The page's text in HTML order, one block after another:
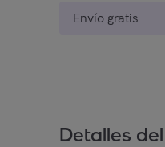
Envío gratis
Detalles